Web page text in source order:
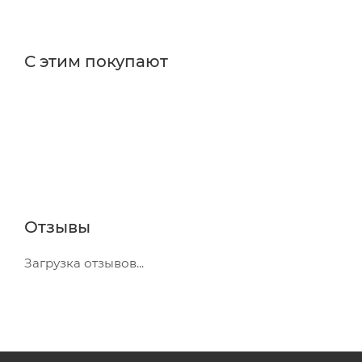
С этим покупают
Отзывы
Загрузка отзывов...